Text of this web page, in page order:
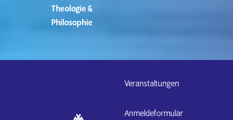
Theologie &
Philosophie
Veranstaltungen
Anmeldeformular